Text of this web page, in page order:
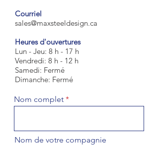
Courriel
sales@maxsteeldesign.ca
Heures d'ouvertures
Lun - Jeu: 8 h - 17 h
Vendredi: 8 h - 12 h
Samedi: Fermé
Dimanche: Fermé
Nom complet
Nom de votre compagnie